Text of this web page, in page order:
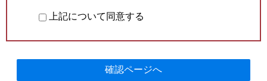
上記について同意する
確認ページへ